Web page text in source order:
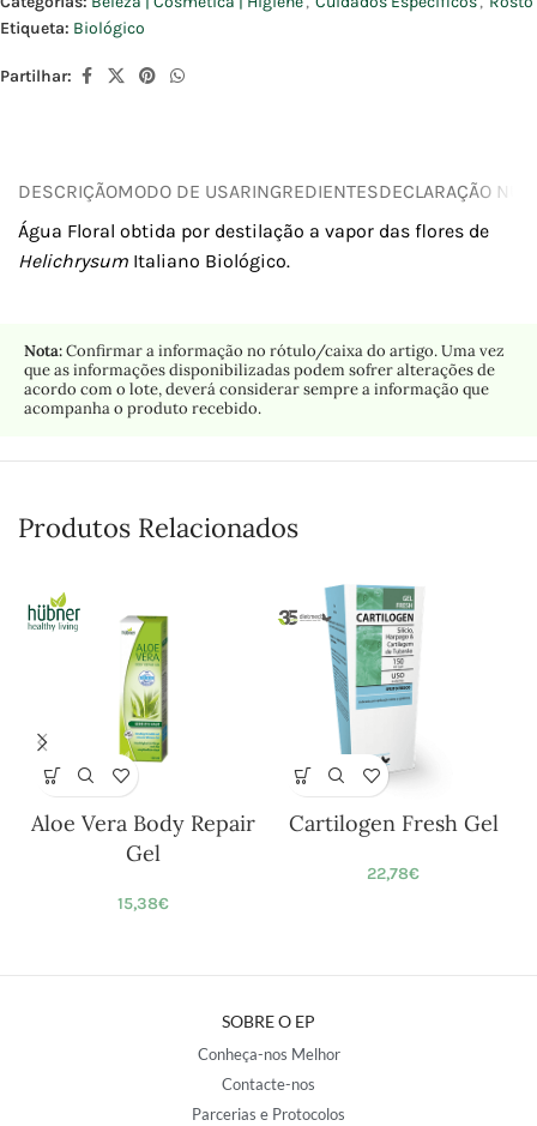
Etiqueta: Biológico
Partilhar:
DESCRIÇÃOMODO DE USARINGREDIENTESDECLARAÇÃO
Água Floral obtida por destilação a vapor das flores de
Helichrysum Italiano Biológico.
Nota:Confirmar a informação no rótulo/caixa do artigo. Uma vez
que as informações disponibilizadas podem sofrer alterações de
acordo com o lote, deverá considerar sempre a informação que
acompanha o produto recebido.
Produtos Relacionados
Aloe Vera Body Repair
Gel
15,38€
Cartilogen Fresh Gel
22,78€
SOBRE O EP
Conheça-nos Melhor
Contacte-nos
Parcerias e Protocolos